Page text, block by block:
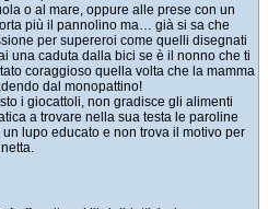
o al mare, oppure alle prese con un
più il pannolino ma… già si sa che
per supereroi come quelli disegnati
una caduta dalla bici se è il nonno che ti
coraggioso quella volta che la mamma
dal monopattino!
i giocattoli, non gradisce gli alimenti
a trovare nella sua testa le paroline
lupo educato e non trova il motivo per